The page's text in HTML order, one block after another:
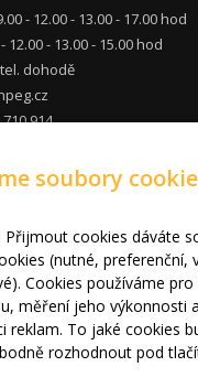
- 12.00 - 13.00 - 17.00 hod
12.00 - 13.00 - 15.00 hod
dohodě
914
soubory
Přijmout cookies dáváte
(nutné, preferenční,
Cookies používáme
měření jeho výkonnosti
reklam. To jaké cookies
rozhodnout pod